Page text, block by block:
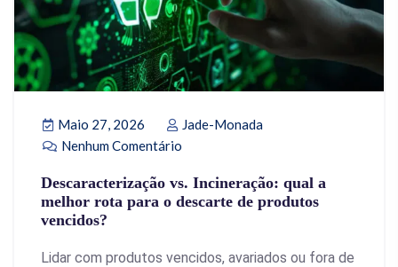
Maio 27, 2026
Jade-Monada
Nenhum Comentário
Descaracterização vs. Incineração: qual a
melhor rota para o descarte de produtos
vencidos?
Lidar com produtos vencidos, avariados ou fora de